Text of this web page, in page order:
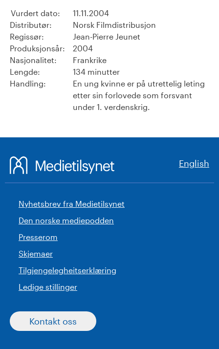
Vurdert dato:
11.11.2004
Distributør:
Norsk Filmdistribusjon
Regissør:
Jean-Pierre Jeunet
Produksjonsår:
2004
Nasjonalitet:
Frankrike
Lengde:
134 minutter
Handling:
En ung kvinne er på utrettelig leting
etter sin forlovede som forsvant
under 1. verdenskrig.
English
Nyhetsbrev fra Medietilsynet
Den norske mediepodden
Presserom
Skjemaer
Tilgjengelegheitserklæring
Ledige stillinger
Kontakt oss